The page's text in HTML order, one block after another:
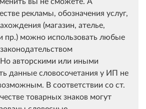
рекламы, обозначения услуг,
(магазин, ателье,
пр.) можно использовать любые
Но авторскими или иными
данные словосочетания у ИП не
В соответствии со ст.
товарных знаков могут